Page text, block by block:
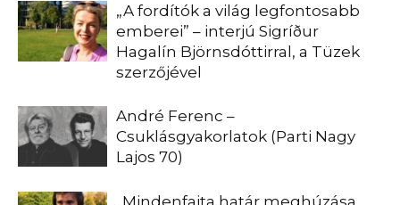
„A fordítók a világ legfontosabb
emberei” – interjú Sigríður
Hagalín Björnsdóttirral, a Tüzek
szerzőjével
André Ferenc –
Csuklásgyakorlatok (Parti Nagy
Lajos 70)
„Mindenfajta határ meghúzása